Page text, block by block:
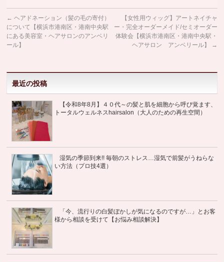
← ヘアドネーション（髪の毛の寄付）
について【横浜市港南区・港南中央駅
にある美容室・ヘアサロンのアンベリ
ール】
【女性用ウィッグ】アートネイチャ
ー・完全オーダーメイド/セミオーダー
体験会【横浜市港南区・港南中央駅・
ヘアサロン アンベリール】
→
最近の投稿
【令和8年8月】４０代～の髪と肌を細胞から呼び覚ます、
トータルウェルネスhairsalon（大人のための再生空間）
湿気の季節到来!! 毎朝のストレス…湿気で前髪がうねらな
い方法（プロ技4選）
「今、流行りの白髪ぼかしが気になるのですが…」とお客
様から相談を受けて【お悩み相談解決】